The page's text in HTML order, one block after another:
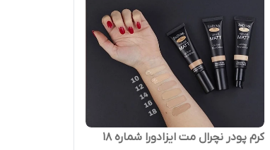
کرم پودر نچرال مت ایزادورا شماره 18